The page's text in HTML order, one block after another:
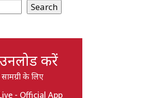
Search
करें
सामग्री के लिए